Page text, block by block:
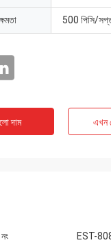
500 পিসি/
দাম এখন
EST-